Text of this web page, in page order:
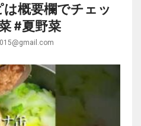
概要欄でチェッ
#夏野菜